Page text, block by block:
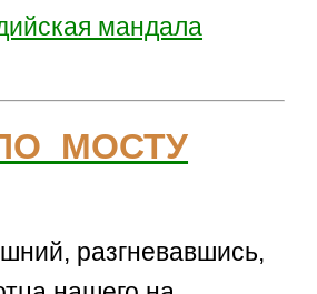
МОСТУ
разгневавшись,